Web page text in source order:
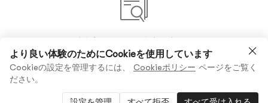
まだ何のコメントもありません
より良い体験のためにCookieを使用しています
Cookieの設定を管理するには、 Cookieポリシー ページをご覧く
ださい。